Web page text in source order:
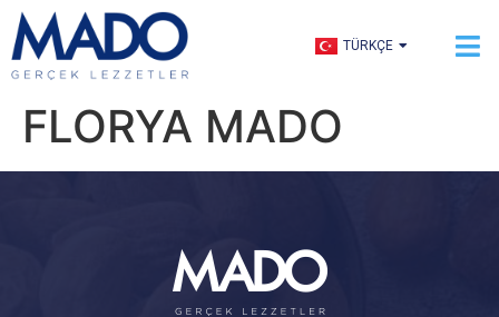
TÜRKÇE
العربية
FLORYA MADO